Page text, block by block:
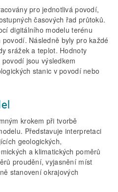
pro jednotlivá povodí,
časových řad průtoků.
digitálního modelu terénu
Následně byly pro každé
srážek a teplot. Hodnoty
jsou výsledkem
stanic v povodí nebo
krokem při tvorbě
Představuje interpretaci
geologických,
a klimatických poměrů
proudění, vyjasnění míst
stanovení okrajových